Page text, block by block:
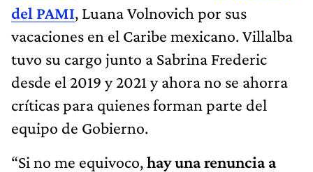
del PAMI, Luana Volnovich por sus
vacaciones en el Caribe mexicano. Villalba
tuvo su cargo junto a Sabrina Frederic
desde el 2019 y 2021 y ahora no se ahorra
críticas para quienes forman parte del
equipo de Gobierno.
“Si no me equivoco,hay una renuncia a